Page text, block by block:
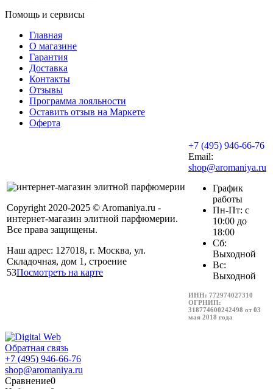
Помощь и сервисы
Главная
О магазине
Гарантия
Доставка
Контакты
Отзывы
Программа лояльности
Оставить отзыв на Маркете
Оферта
Copyright 2020-2025 © Aromaniya.ru -
интернет-магазин элитной парфюмерии.
Все права защищены.
Наш адрес: 127018, г. Москва, ул.
Складочная, дом 1, строение
53Посмотреть на карте
+7 (495) 946-66-76
Email:
shop@aromaniya.ru
График
работы
Пн-Пт: с
10:00 до
18:00
Сб:
Выходной
Вс:
Выходной
ИНН: 772974027310
ОГРНИП:
318774600242498 от 03
мая 2018 года
Обратная связь
+7 (495) 946-66-76
shop@aromaniya.ru
Сравнение0